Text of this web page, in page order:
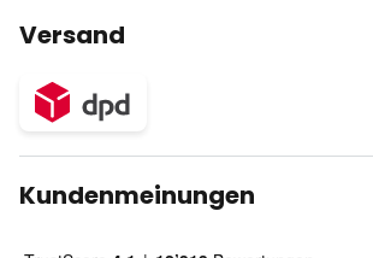
Versand
Kundenmeinungen